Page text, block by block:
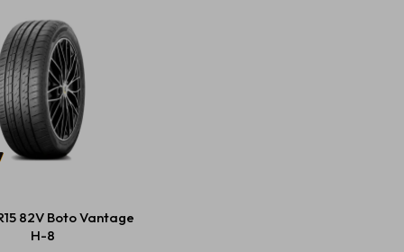
82V Boto Vantage
H-8